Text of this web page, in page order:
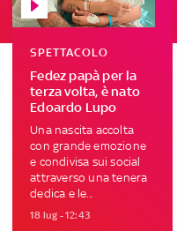
Fedez papà per la
terza volta, è nato
Edoardo Lupo
SPETTACOLO
Una nascita accolta
con grande emozione
e condivisa sui social
attraverso una tenera
dedica e le...
18 lug - 12:43